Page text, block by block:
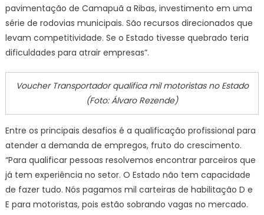
pavimentação de Camapuã a Ribas, investimento em uma
série de rodovias municipais. São recursos direcionados que
levam competitividade. Se o Estado tivesse quebrado teria
dificuldades para atrair empresas”.
Voucher Transportador qualifica mil motoristas no Estado
(Foto: Álvaro Rezende)
Entre os principais desafios é a qualificação profissional para
atender a demanda de empregos, fruto do crescimento.
“Para qualificar pessoas resolvemos encontrar parceiros que
já tem experiência no setor. O Estado não tem capacidade
de fazer tudo. Nós pagamos mil carteiras de habilitação D e
E para motoristas, pois estão sobrando vagas no mercado.